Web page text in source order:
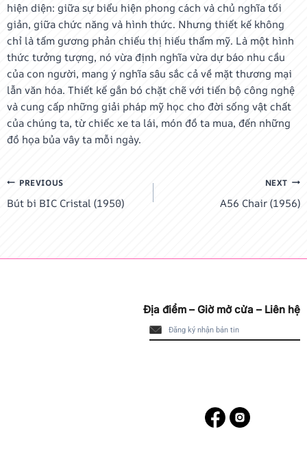
hiện diện: giữa sự biểu hiện phong cách và chủ nghĩa tối
giản, giữa chức năng và hình thức. Nhưng thiết kế không
chỉ là tấm gương phản chiếu thị hiếu thẩm mỹ. Là một hình
thức tưởng tượng, nó vừa định nghĩa vừa dự báo nhu cầu
của con người, mang ý nghĩa sâu sắc cả về mặt thương mại
lẫn văn hóa. Thiết kế gắn bó chặt chẽ với tiến bộ công nghệ
và cung cấp những giải pháp mỹ học cho đời sống vật chất
của chúng ta, từ chiếc xe ta lái, món đồ ta mua, đến những
đồ họa bủa vây ta mỗi ngày.
Điều
hướng
PREVIOUS
Bút bi BIC Cristal (1950)
NEXT
A56 Chair (1956)
Địa điểm – Giờ mở cửa – Liên hệ